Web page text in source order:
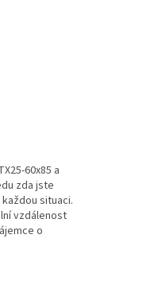
60x85 a
zda jste
situaci.
vzdálenost
o